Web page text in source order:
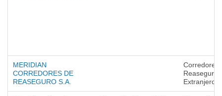
MERIDIAN
CORREDORES DE
REASEGURO S.A.
Corredores
Reaseguro
Extranjeros